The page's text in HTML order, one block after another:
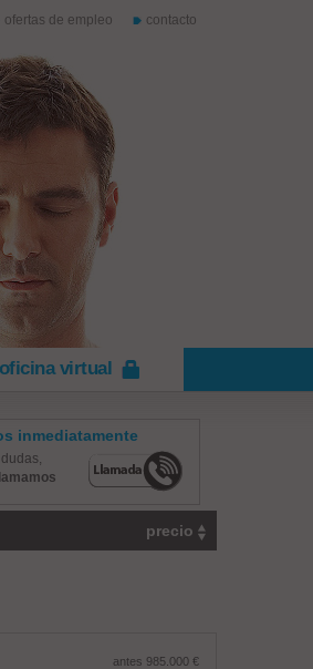
ofertas de empleo contacto
oficina virtual
inmediatamente
precio
antes 985.000 €